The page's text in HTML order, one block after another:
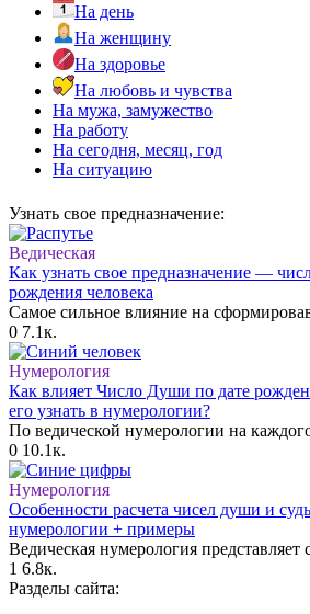
На день
На женщину
На здоровье
На любовь и чувства
На мужа, замужество
На работу
На сегодня, месяц, год
На ситуацию
Узнать свое предназначение:
Ведическая
Как узнать свое предназначение —
рождения человека
Самое сильное влияние на
0 7.1к.
Нумерология
Как влияет Число Души по дате
его узнать в нумерологии?
По ведической нумерологии на
0 10.1к.
Нумерология
Особенности расчета чисел души и
нумерологии + примеры
Ведическая нумерология
1 6.8к.
Разделы сайта: